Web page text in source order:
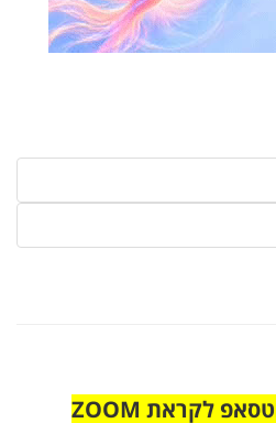
הצטרפו לקבוצת הוואטסאפ לקראת ZOOM